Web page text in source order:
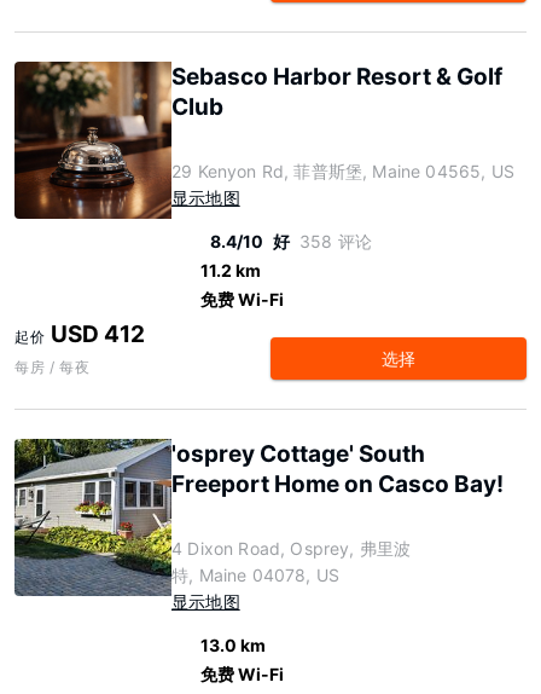
Sebasco Harbor Resort & Golf
Club
29 Kenyon Rd, 菲普斯堡, Maine 04565, US
显示地图
8.4/10 好 358 评论
11.2 km
免费 Wi-Fi
起价 USD 412
每房 / 每夜 选择
'osprey Cottage' South
Freeport Home on Casco Bay!
4 Dixon Road, Osprey, 弗里波
特, Maine 04078, US
显示地图
13.0 km
免费 Wi-Fi